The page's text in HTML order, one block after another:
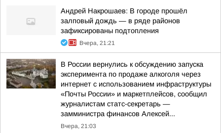
Андрей Накрошаев: В городе прошёл
залповый дождь — в ряде районов
зафиксированы подтопления
Вчера, 21:21
В России вернулись к обсуждению запуска
эксперимента по продаже алкоголя через
интернет с использованием инфраструктуры
«Почты России» и маркетплейсов, сообщил
журналистам статс-секретарь —
замминистра финансов Алексей...
Вчера, 21:03